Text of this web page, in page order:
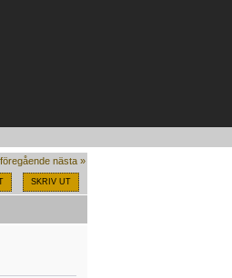
nästa »
SKRIV UT